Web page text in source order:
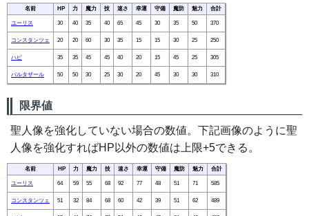
名前 HP 力 魔力 技 速さ 幸運 守備 魔防 魅力 合計
ユーリス 30 40 35 40 65 45 30 35 50 370
コンスタンツェ 20 20 60 30 35 15 15 30 25 250
ハピ 35 35 45 45 40 20 15 45 25 305
バルタザール 50 50 30 25 30 20 45 30 30 310
限界値
聖人像を強化していない場合の数値。下記画像のように聖
人像を強化すればHP以外の数値は上限+5できる。
名前 HP 力 魔力 技 速さ 幸運 守備 魔防 魅力 合計
ユーリス 64 59 55 68 92 77 48 51 71 585
コンスタンツェ 51 32 84 68 60 42 39 51 62 489